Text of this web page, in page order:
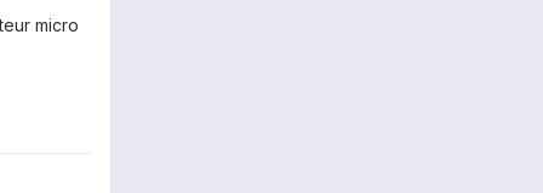
micro